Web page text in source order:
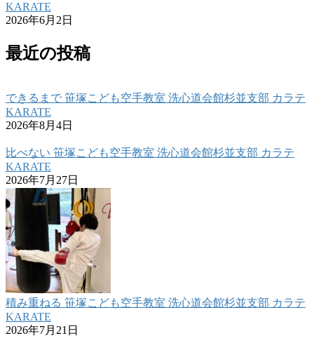
KARATE
2026年6月2日
最近の投稿
できるまで 笹塚こども空手教室 洗心道会館杉並支部 カラテ
KARATE
2026年8月4日
比べない 笹塚こども空手教室 洗心道会館杉並支部 カラテ
KARATE
2026年7月27日
積み重ねる 笹塚こども空手教室 洗心道会館杉並支部 カラテ
KARATE
2026年7月21日